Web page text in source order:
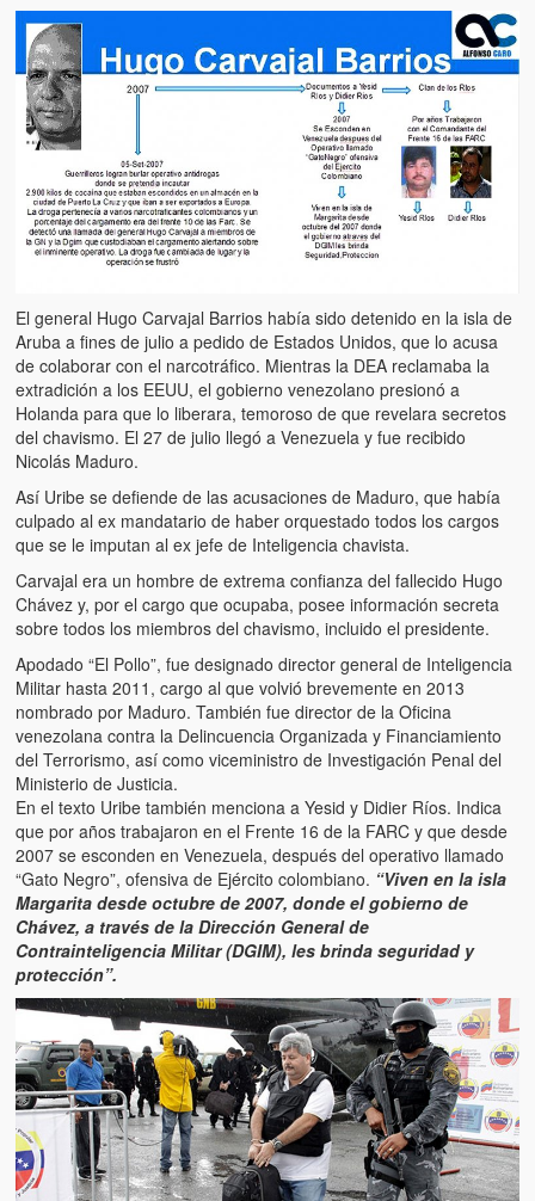
¡¡¡Miserable traidor, mira a tu pueblo!!! (Despicable traitor, look
your country!!!)
Fotos
Versos
Cuentos
Chistes
El general Hugo Carvajal Barrios había sido detenido en la isla de
Aruba a fines de julio a pedido de Estados Unidos, que lo acusa
de colaborar con el narcotráfico. Mientras la DEA reclamaba la
extradición a los EEUU, el gobierno venezolano presionó a
Holanda para que lo liberara, temoroso de que revelara secretos
del chavismo. El 27 de julio llegó a Venezuela y fue recibido
Nicolás Maduro.
Así Uribe se defiende de las acusaciones de Maduro, que había
culpado al ex mandatario de haber orquestado todos los cargos
que se le imputan al ex jefe de Inteligencia chavista.
Carvajal era un hombre de extrema confianza del fallecido Hugo
Chávez y, por el cargo que ocupaba, posee información secreta
sobre todos los miembros del chavismo, incluido el presidente.
Apodado “El Pollo”, fue designado director general de Inteligencia
Militar hasta 2011, cargo al que volvió brevemente en 2013
nombrado por Maduro. También fue director de la Oficina
venezolana contra la Delincuencia Organizada y Financiamiento
del Terrorismo, así como viceministro de Investigación Penal del
Ministerio de Justicia.
En el texto Uribe también menciona a Yesid y Didier Ríos. Indica
que por años trabajaron en el Frente 16 de la FARC y que desde
2007 se esconden en Venezuela, después del operativo llamado
“Gato Negro”, ofensiva de Ejército colombiano. “Viven en la isla
Margarita desde octubre de 2007, donde el gobierno de
Chávez, a través de la Dirección General de
Contrainteligencia Militar (DGIM), les brinda seguridad y
protección”.